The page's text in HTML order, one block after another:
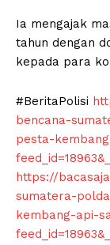
Ia mengajak
tahun dengan
kepada para
#BeritaPolisi
bencana-
pesta-
https://
sumatera-
kembang-api-